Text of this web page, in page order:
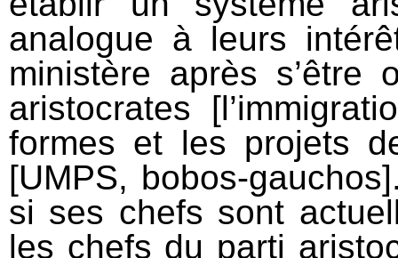
analogue à leurs
ministère après s’être
aristocrates
formes et les projets
[UMPS, bobos-
si ses chefs sont
les chefs du parti